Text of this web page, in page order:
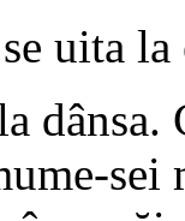
uita